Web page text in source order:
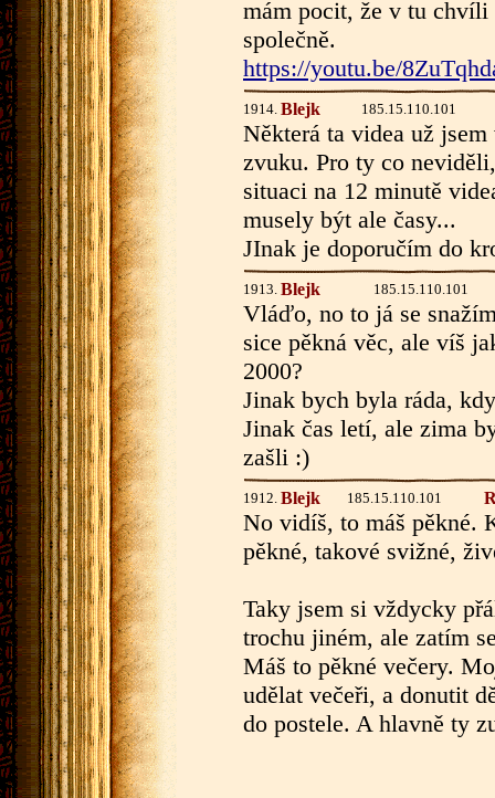
mám pocit, že v tu chvíli
společně.
https://youtu.be/
1914. Blejk 185.15.110.101
Některá ta videa už
zvuku. Pro ty co
situaci na 12 minutě
musely být ale časy...
JInak je doporučím do
1913. Blejk 185.15.110.101
Vláďo, no to já se
sice pěkná věc, ale víš
2000?
Jinak bych byla ráda,
Jinak čas letí, ale zima
zašli :)
1912. Blejk 185.15.110.101
No vidíš, to máš pěkné.
pěkné, takové svižné,
Taky jsem si vždycky
trochu jiném, ale zatím
Máš to pěkné večery.
udělat večeři, a donutit
do postele. A hlavně ty